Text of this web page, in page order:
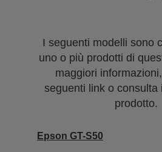
I seguenti modelli sono
uno o più prodotti di
maggiori
seguenti link o consulta
prodotto.
Epson GT-S50